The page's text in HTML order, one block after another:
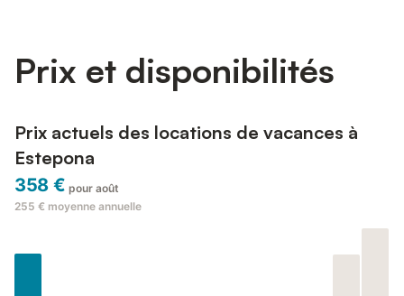
Prix et disponibilités
Prix actuels des locations de vacances à
Estepona
358 € pour août
255 € moyenne annuelle